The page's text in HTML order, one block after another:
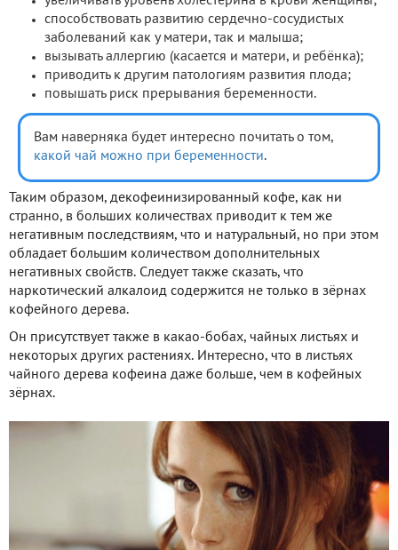
способствовать развитию сердечно-сосудистых
заболеваний как у матери, так и малыша;
вызывать аллергию (касается и матери, и ребёнка);
приводить к другим патологиям развития плода;
повышать риск прерывания беременности.
Вам наверняка будет интересно почитать о том,
какой чай можно при беременности.
Таким образом, декофеинизированный кофе, как ни
странно, в больших количествах приводит к тем же
негативным последствиям, что и натуральный, но при этом
обладает большим количеством дополнительных
негативных свойств. Следует также сказать, что
наркотический алкалоид содержится не только в зёрнах
кофейного дерева.
Он присутствует также в какао-бобах, чайных листьях и
некоторых других растениях. Интересно, что в листьях
чайного дерева кофеина даже больше, чем в кофейных
зёрнах.